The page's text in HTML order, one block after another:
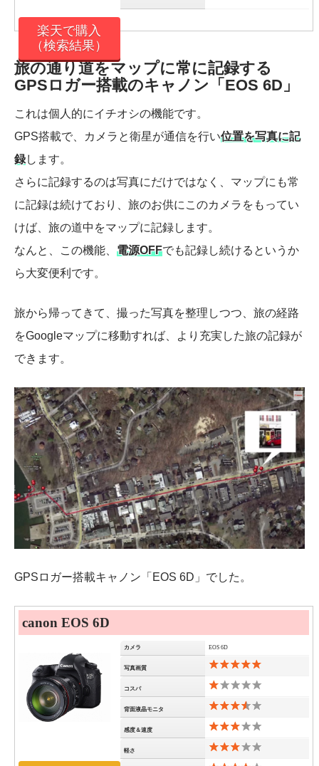
楽天で購入
（検索結果）
旅の通り道をマップに常に記録する
GPSロガー搭載のキャノン「EOS 6D」
これは個人的にイチオシの機能です。
GPS搭載で、カメラと衛星が通信を行い位置を写真に記
録します。
さらに記録するのは写真にだけではなく、マップにも常
に記録は続けており、旅のお供にこのカメラをもってい
けば、旅の道中をマップに記録します。
なんと、この機能、 電源OFFでも記録し続けるというか
ら大変便利です。
旅から帰ってきて、撮った写真を整理しつつ、旅の経路
をGoogleマップに移動すれば、より充実した旅の記録が
できます。
GPSロガー搭載キャノン「EOS 6D」でした。
canon EOS 6D
カメラ EOS 6D
写真画質
コスパ
背面液晶モニタ
感度＆速度
軽さ